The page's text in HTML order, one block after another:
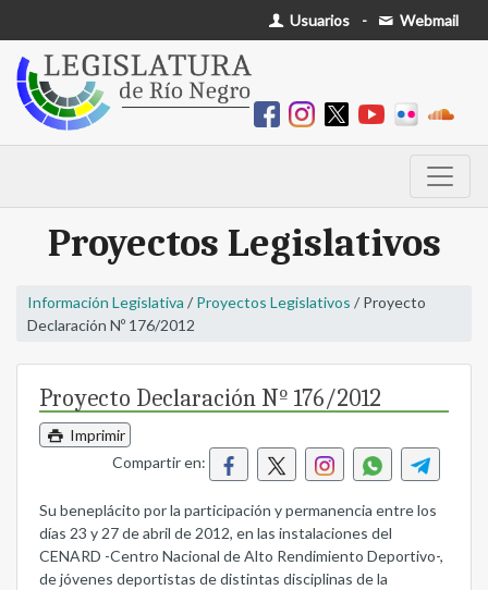
Usuarios - Webmail
Proyectos Legislativos
Información Legislativa / Proyectos Legislativos / Proyecto
Declaración Nº 176/2012
Proyecto Declaración Nº 176/2012
Imprimir
Compartir en:
Su beneplácito por la participación y permanencia entre los
días 23 y 27 de abril de 2012, en las instalaciones del
CENARD -Centro Nacional de Alto Rendimiento Deportivo-,
de jóvenes deportistas de distintas disciplinas de la